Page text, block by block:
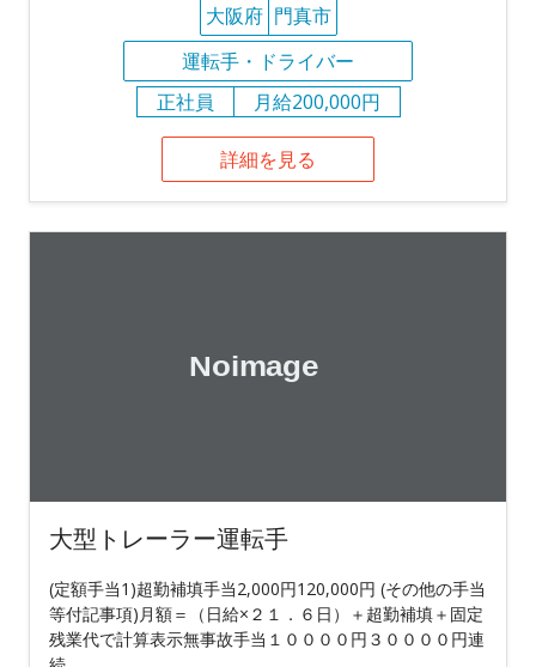
大阪府 門真市
運転手・ドライバー
正社員
月給200,000円
詳細を見る
大型トレーラー運転手
(定額手当1)超勤補填手当2,000円120,000円 (その他の手当
等付記事項)月額＝（日給×２１．６日）＋超勤補填＋固定
残業代で計算表示無事故手当１００００円３００００円連